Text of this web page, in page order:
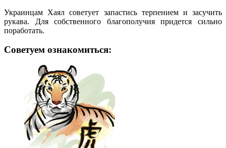
Украинцам Хаял советует запастись терпением и засучить
рукава. Для собственного благополучия придется сильно
поработать.
Советуем ознакомиться: